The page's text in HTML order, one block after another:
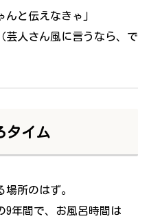
んと伝えなきゃ」
芸人さん風に言うなら、で
タイム
所のはず。
9年間で、お風呂時間は